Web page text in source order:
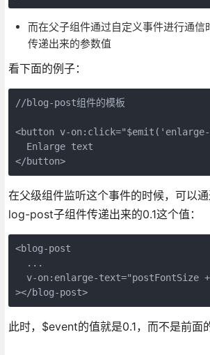
而在父子组件通过自定义事件进行通信
传递出来的参数值
看下面的例子：
//blog-post组件的模板
<button v-
  Enlarge text
</button>
在父级组件监听这个事件的时候，可以
log-post子组件传递出来的0.1这个值：
<blog-post
  ...
v-on:enlarge-text="postFontSize
></blog-post>
此时，$event的值就是0.1，而不是前面